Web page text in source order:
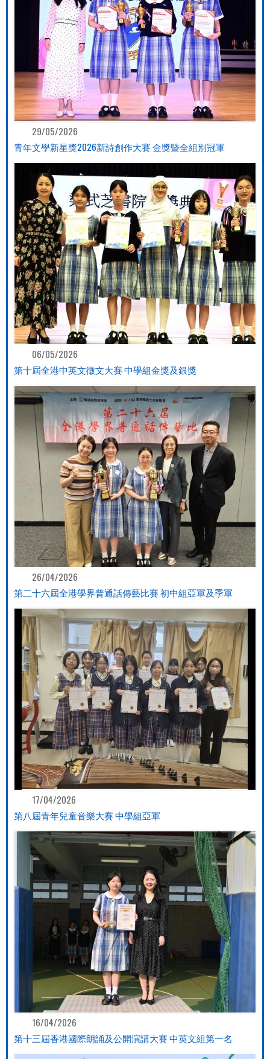
29/05/2026
青年文學新星獎2026新詩創作大賽 金獎暨全組別冠軍
06/05/2026
第十屆全港中英文徵文大賽 中學組金獎及銀獎
26/04/2026
第二十六屆全港學界普通話傳藝比賽 初中組亞軍及季軍
17/04/2026
第八屆青年兒童音樂大賽 中學組亞軍
16/04/2026
第十三屆香港國際朗誦及公開演講大賽 中英文組第一名